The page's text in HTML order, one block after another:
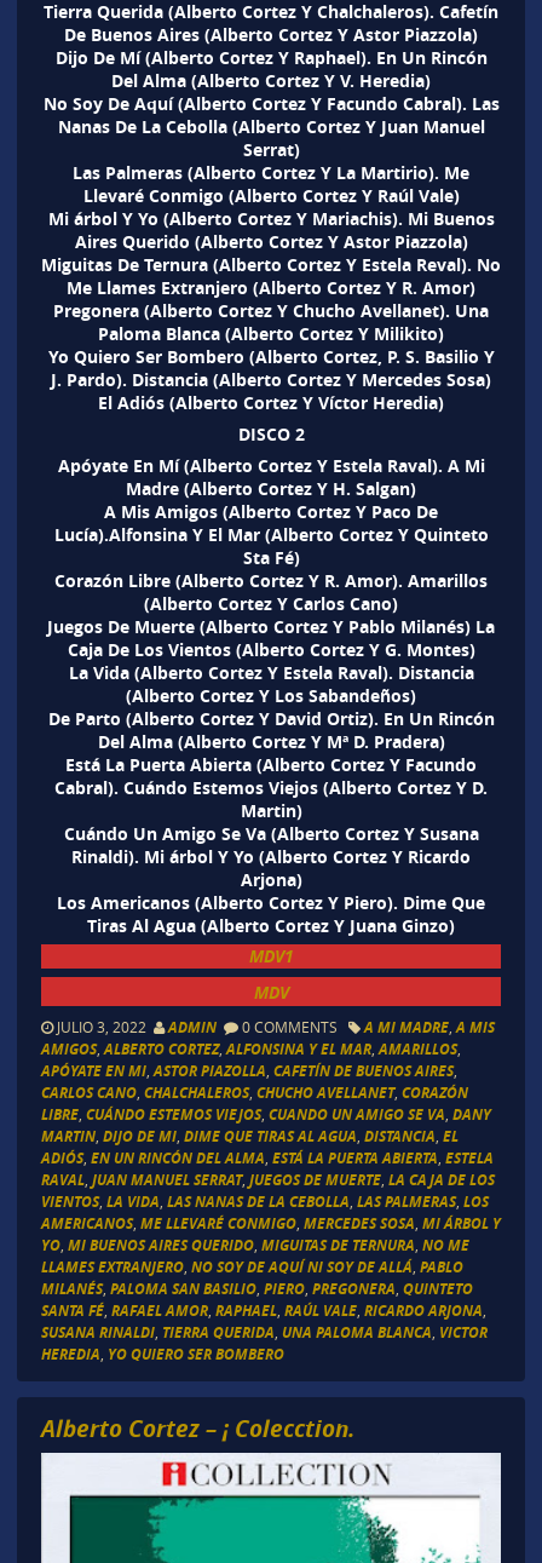
Tierra Querida (Alberto Cortez Y Chalchaleros). Cafetín
De Buenos Aires (Alberto Cortez Y Astor Piazzola)
Dijo De Mí (Alberto Cortez Y Raphael). En Un Rincón
Del Alma (Alberto Cortez Y V. Heredia)
No Soy De Aquí (Alberto Cortez Y Facundo Cabral). Las
Nanas De La Cebolla (Alberto Cortez Y Juan Manuel
Serrat)
Las Palmeras (Alberto Cortez Y La Martirio). Me
Llevaré Conmigo (Alberto Cortez Y Raúl Vale)
Mi árbol Y Yo (Alberto Cortez Y Mariachis). Mi Buenos
Aires Querido (Alberto Cortez Y Astor Piazzola)
Miguitas De Ternura (Alberto Cortez Y Estela Reval). No
Me Llames Extranjero (Alberto Cortez Y R. Amor)
Pregonera (Alberto Cortez Y Chucho Avellanet). Una
Paloma Blanca (Alberto Cortez Y Milikito)
Yo Quiero Ser Bombero (Alberto Cortez, P. S. Basilio Y
J. Pardo). Distancia (Alberto Cortez Y Mercedes Sosa)
El Adiós (Alberto Cortez Y Víctor Heredia)
DISCO 2
Apóyate En Mí (Alberto Cortez Y Estela Raval). A Mi
Madre (Alberto Cortez Y H. Salgan)
A Mis Amigos (Alberto Cortez Y Paco De
Lucía).Alfonsina Y El Mar (Alberto Cortez Y Quinteto
Sta Fé)
Corazón Libre (Alberto Cortez Y R. Amor). Amarillos
(Alberto Cortez Y Carlos Cano)
Juegos De Muerte (Alberto Cortez Y Pablo Milanés) La
Caja De Los Vientos (Alberto Cortez Y G. Montes)
La Vida (Alberto Cortez Y Estela Raval). Distancia
(Alberto Cortez Y Los Sabandeños)
De Parto (Alberto Cortez Y David Ortiz). En Un Rincón
Del Alma (Alberto Cortez Y Mª D. Pradera)
Está La Puerta Abierta (Alberto Cortez Y Facundo
Cabral). Cuándo Estemos Viejos (Alberto Cortez Y D.
Martin)
Cuándo Un Amigo Se Va (Alberto Cortez Y Susana
Rinaldi). Mi árbol Y Yo (Alberto Cortez Y Ricardo
Arjona)
Los Americanos (Alberto Cortez Y Piero). Dime Que
Tiras Al Agua (Alberto Cortez Y Juana Ginzo)
MDV1
MDV
JULIO 3, 2022 ADMIN 0 COMMENTS A MI MADRE, A MIS
AMIGOS, ALBERTO CORTEZ, ALFONSINA Y EL MAR, AMARILLOS,
APÓYATE EN MI, ASTOR PIAZOLLA CAFETÍN DE BUENOS AIRES,
CARLOS CANO, CHALCHALEROS, CHUCHO AVELLANET, CORAZÓN
LIBRE, CUÁNDO ESTEMOS VIEJOS, CUANDO UN AMIGO SE VA DANY
MARTIN, DIJO DE MI, DIME QUE TIRAS AL AGUA DISTANCIA EL
ADIÓS, EN UN RINCÓN DEL ALMA ESTÁ LA PUERTA ABIERTA ESTELA
RAVAL, JUAN MANUEL SERRAT, JUEGOS DE MUERTE, LA CAJA DE LOS
VIENTOS, LA VIDA LAS NANAS DE LA CEBOLLA LAS PALMERAS, LOS
AMERICANOS, ME LLEVARÉ CONMIGO, MERCEDES SOSA MI ÁRBOL Y
YO, MI BUENOS AIRES QUERIDO, MIGUITAS DE TERNURA NO ME
LLAMES EXTRANJERO, NO SOY DE AQUÍ NI SOY DE ALLÁ PABLO
MILANÉS, PALOMA SAN BASILIO, PIERO, PREGONERA QUINTETO
SANTA FÉ, RAFAEL AMOR, RAPHAEL, RAÚL VALE, RICARDO ARJONA
SUSANA RINALDI, TIERRA QUERIDA UNA PALOMA BLANCA VICTOR
HEREDIA YO QUIERO SER BOMBERO
Alberto Cortez – ¡ Colecction.